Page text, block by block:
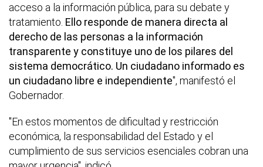
acceso a la información pública, para su debate y
tratamiento. Ello responde de manera directa al
derecho de las personas a la información
transparente y constituye uno de los pilares del
sistema democrático. Un ciudadano informado es
un ciudadano libre e independiente", manifestó el
Gobernador.
"En estos momentos de dificultad y restricción
económica, la responsabilidad del Estado y el
cumplimiento de sus servicios esenciales cobran una